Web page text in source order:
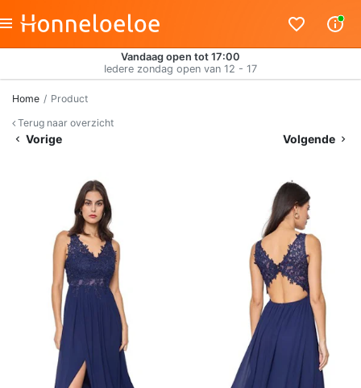
Vandaag open tot 17:00
Iedere zondag open van 12 - 17
Home
Product
Terug naar overzicht
Vorige Volgende